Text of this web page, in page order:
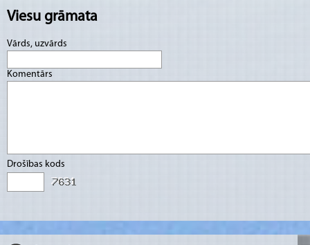
Viesu grāmata
Vārds, uzvārds
Komentārs
Drošības kods